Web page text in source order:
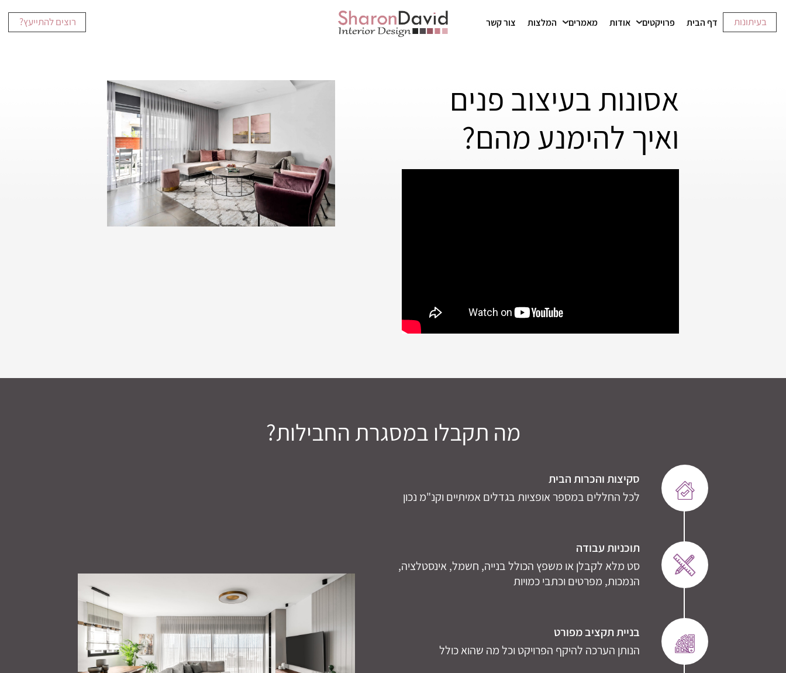
בעיתונות דף הבית פרויקטים אודות מאמרים המלצות צור קשר רוצים להתייעץ?
אסונות בעיצוב פנים
ואיך להימנע מהם?
מה תקבלו במסגרת החבילות?
סקיצות והכרות הבית
לכל החללים במספר אופציות בגדלים אמיתיים וקנ"מ נכון
תוכניות עבודה
סט מלא לקבלן או משפץ הכולל בנייה, חשמל, אינסטלציה,
הנמכות, מפרטים וכתבי כמויות
בניית תקציב מפורט
הנותן הערכה להיקף הפרויקט וכל מה שהוא כולל